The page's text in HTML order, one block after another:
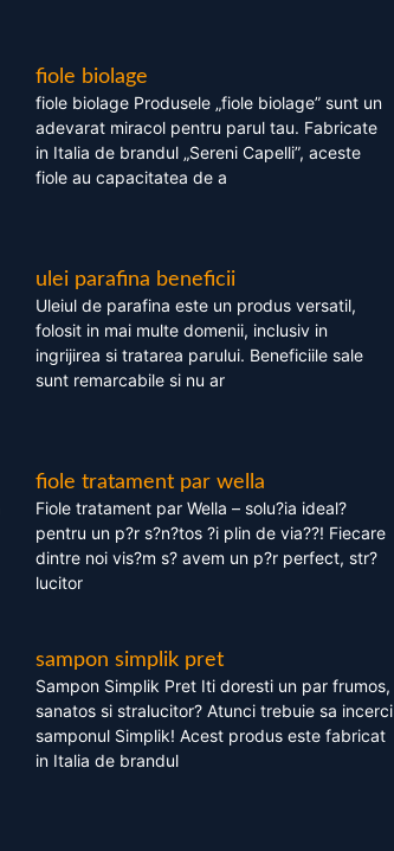
fiole biolage
fiole biolage Produsele „fiole biolage” sunt un
adevarat miracol pentru parul tau. Fabricate
in Italia de brandul „Sereni Capelli”, aceste
fiole au capacitatea de a
ulei parafina beneficii
Uleiul de parafina este un produs versatil,
folosit in mai multe domenii, inclusiv in
ingrijirea si tratarea parului. Beneficiile sale
sunt remarcabile si nu ar
fiole tratament par wella
Fiole tratament par Wella – solu?ia ideal?
pentru un p?r s?n?tos ?i plin de via??! Fiecare
dintre noi vis?m s? avem un p?r perfect, str?
lucitor
sampon simplik pret
Sampon Simplik Pret Iti doresti un par frumos,
sanatos si stralucitor? Atunci trebuie sa incerci
samponul Simplik! Acest produs este fabricat
in Italia de brandul